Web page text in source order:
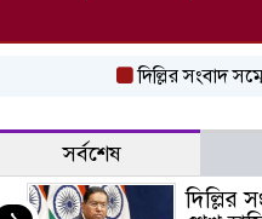
দিল্লির সংবাদ সম্মেলনে
সর্বশেষ
দিল্লির